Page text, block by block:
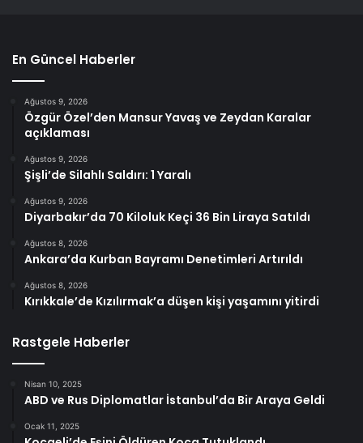
En Güncel Haberler
Ağustos 9, 2026
Özgür Özel’den Mansur Yavaş ve Zeydan Karalar
açıklaması
Ağustos 9, 2026
Şişli’de Silahlı Saldırı: 1 Yaralı
Ağustos 9, 2026
Diyarbakır’da 70 Kiloluk Keçi 36 Bin Liraya Satıldı
Ağustos 8, 2026
Ankara’da Kurban Bayramı Denetimleri Artırıldı
Ağustos 8, 2026
Kırıkkale’de Kızılırmak’a düşen kişi yaşamını yitirdi
Rastgele Haberler
Nisan 10, 2025
ABD ve Rus Diplomatlar İstanbul’da Bir Araya Geldi
Ocak 11, 2025